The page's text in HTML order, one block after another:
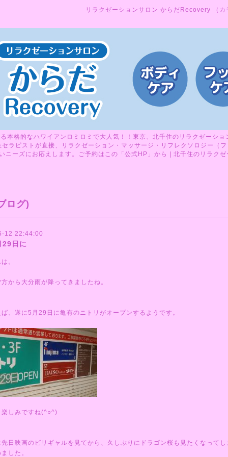
リラクゼーションサロン からだRecovery （カ
本格的なハワイアンロミロミで大人気！！東京、北千住のリラクゼーシ
ラピストが直接、リラクゼーション・マッサージ・リフレクソロジー（
ニーズにお応えします。ご予約はこの「公式HP」から | 北千住のリラク
ログ)
12 22:44:00
29日に
。
から大分雨が降ってきましたね。
、遂に5月29日に亀有のニトリがオープンするようです。
楽しみですね(^○^)
日映画のビリギャルを見てから、久しぶりにドラゴン桜も見たくなって
した。